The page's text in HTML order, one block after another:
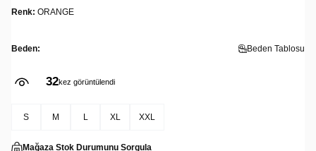
Renk: ORANGE
Beden: Beden Tablosu
32kez görüntülendi
S M L XL XXL
Mağaza Stok Durumunu Sorgula